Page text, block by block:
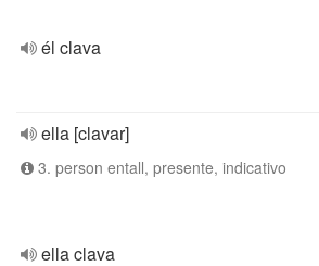
él clava
ella [clavar]
3. person entall, presente, indicativo
ella clava